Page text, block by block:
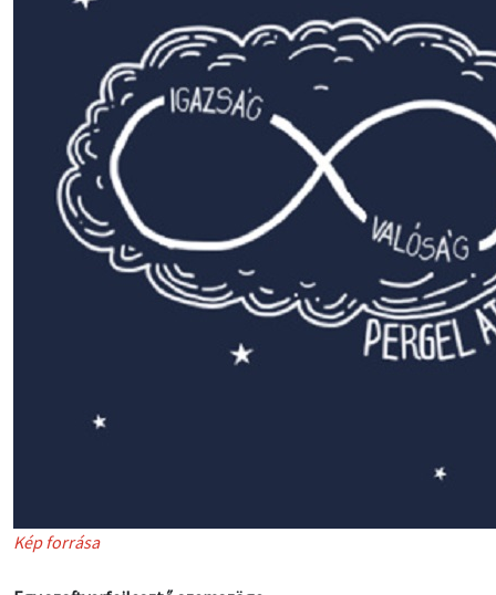
Kép forrása